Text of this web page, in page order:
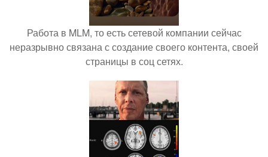
Работа в MLM, то есть сетевой компании сейчас
неразрывно связана с создание своего контента, своей
страницы в соц сетях.